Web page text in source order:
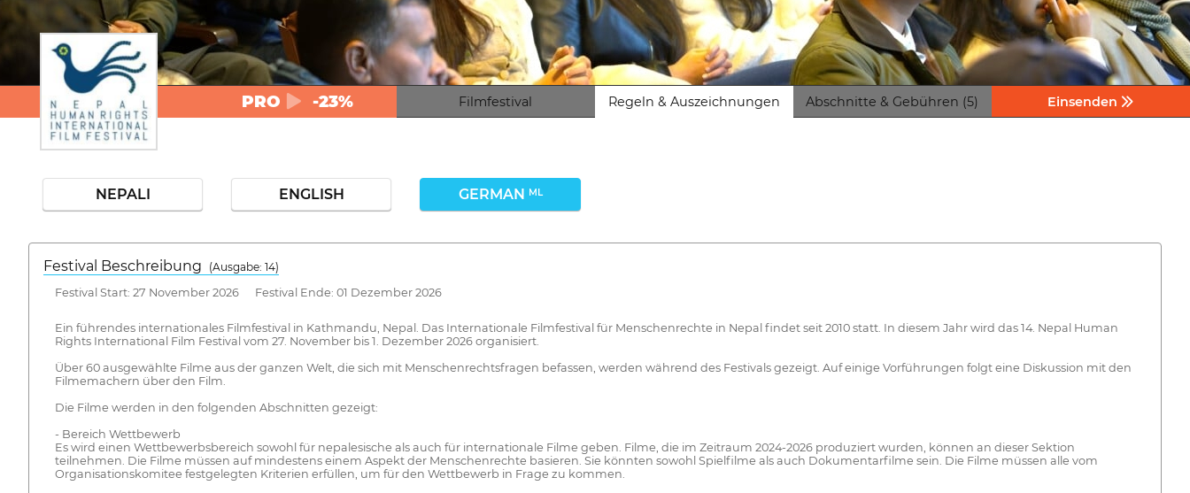
PRO -23% Filmfestival Regeln & Auszeichnungen Abschnitte & Gebühren (5) Einsenden
NEPALI ENGLISH GERMAN ML
Festival Beschreibung
(Ausgabe: 14)
Festival Start: 27 November 2026 Festival Ende: 01 Dezember 2026
Ein führendes internationales Filmfestival in Kathmandu, Nepal. Das Internationale Filmfestival für Menschenrechte in Nepal findet seit 2010 statt. In diesem Jahr wird das 14. Nepal Human
Rights International Film Festival vom 27. November bis 1. Dezember 2026 organisiert.
Über 60 ausgewählte Filme aus der ganzen Welt, die sich mit Menschenrechtsfragen befassen, werden während des Festivals gezeigt. Auf einige Vorführungen folgt eine Diskussion mit den
Filmemachern über den Film.
Die Filme werden in den folgenden Abschnitten gezeigt:
- Bereich Wettbewerb
Es wird einen Wettbewerbsbereich sowohl für nepalesische als auch für internationale Filme geben. Filme, die im Zeitraum 2024-2026 produziert wurden, können an dieser Sektion
teilnehmen. Die Filme müssen auf mindestens einem Aspekt der Menschenrechte basieren. Sie könnten sowohl Spielfilme als auch Dokumentarfilme sein. Die Filme müssen alle vom
Organisationskomitee festgelegten Kriterien erfüllen, um für den Wettbewerb in Frage zu kommen.